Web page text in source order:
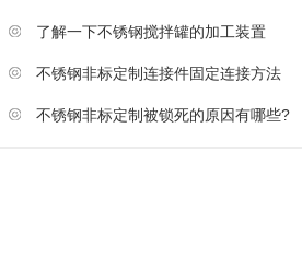
了解一下不锈钢搅拌罐的加工装置
不锈钢非标定制连接件固定连接方法
不锈钢非标定制被锁死的原因有哪些?